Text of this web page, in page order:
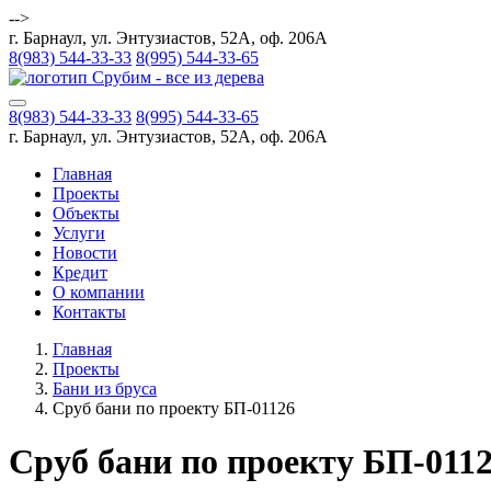
-->
г. Барнаул, ул. Энтузиастов, 52А, оф. 206А
8(983) 544-33-33 8(995) 544-33-65
8(983) 544-33-33 8(995) 544-33-65
г. Барнаул, ул. Энтузиастов, 52А, оф. 206А
Главная
Проекты
Объекты
Услуги
Новости
Кредит
О компании
Контакты
Главная
Проекты
Бани из бруса
Сруб бани по проекту БП-01126
Сруб бани по проекту БП-